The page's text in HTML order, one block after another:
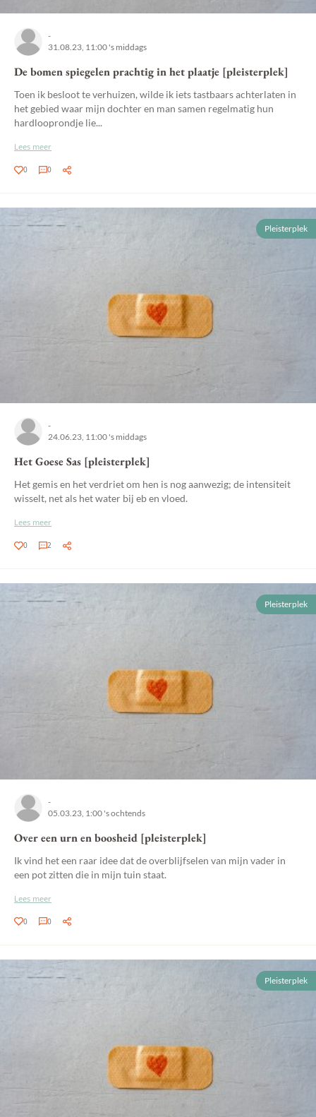
-
31.08.23, 11:00 's middags
De bomen spiegelen prachtig in het plaatje [pleisterplek]
Toen ik besloot te verhuizen, wilde ik iets tastbaars achterlaten in
het gebied waar mijn dochter en man samen regelmatig hun
hardlooprondje lie...
Lees meer
0 0
Pleisterplek
-
24.06.23, 11:00 's middags
Het Goese Sas [pleisterplek]
Het gemis en het verdriet om hen is nog aanwezig; de intensiteit
wisselt, net als het water bij eb en vloed.
Lees meer
0 2
Pleisterplek
-
05.03.23, 1:00 's ochtends
Over een urn en boosheid [pleisterplek]
Ik vind het een raar idee dat de overblijfselen van mijn vader in
een pot zitten die in mijn tuin staat.
Lees meer
0 0
Pleisterplek